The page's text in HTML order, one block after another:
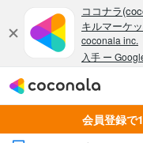
会員登録で